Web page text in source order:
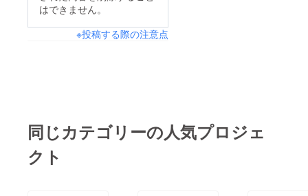
はできません。
※投稿する際の注意点
同じカテゴリーの人気プロジェ
クト